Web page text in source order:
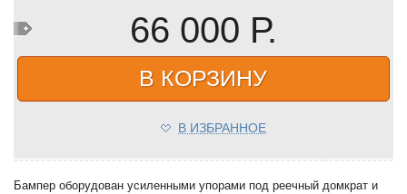
66 000 Р.
В КОРЗИНУ
В ИЗБРАННОЕ
Бампер оборудован усиленными упорами под реечный домкрат и